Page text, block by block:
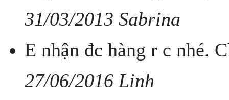
31/03/2013 Sabrina
E nhận đc hàng r c nhé.
27/06/2016 Linh